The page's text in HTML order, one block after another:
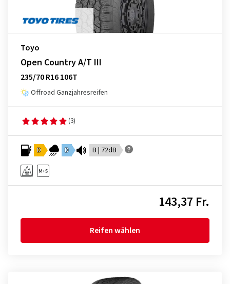
Toyo
Open Country A/T III
235/70 R16 106T
Offroad Ganzjahresreifen
(3)
D D B | 72dB
143,37 Fr.
Reifen wählen